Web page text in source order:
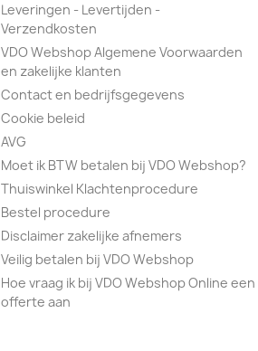
Leveringen - Levertijden -
Verzendkosten
VDO Webshop Algemene Voorwaarden
en zakelijke klanten
Contact en bedrijfsgegevens
Cookie beleid
AVG
Moet ik BTW betalen bij VDO Webshop?
Thuiswinkel Klachtenprocedure
Bestel procedure
Disclaimer zakelijke afnemers
Veilig betalen bij VDO Webshop
Hoe vraag ik bij VDO Webshop Online een
offerte aan